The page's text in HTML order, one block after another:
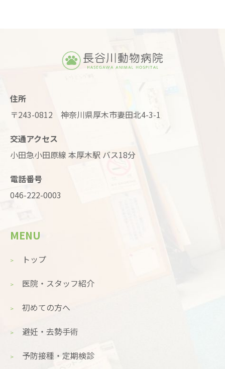
住所
〒243-0812 神奈川県厚木市妻田北4-3-1
交通アクセス
小田急小田原線 本厚木駅 バス18分
電話番号
046-222-0003
MENU
トップ
医院・スタッフ紹介
初めての方へ
避妊・去勢手術
予防接種・定期検診